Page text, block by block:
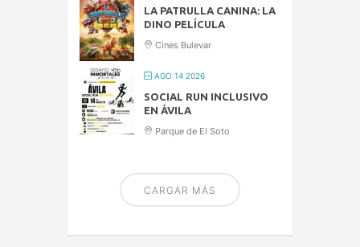
LA PATRULLA CANINA: LA
DINO PELÍCULA
Cines Bulevar
AGO 14 2026
SOCIAL RUN INCLUSIVO
EN ÁVILA
Parque de El Soto
CARGAR MÁS